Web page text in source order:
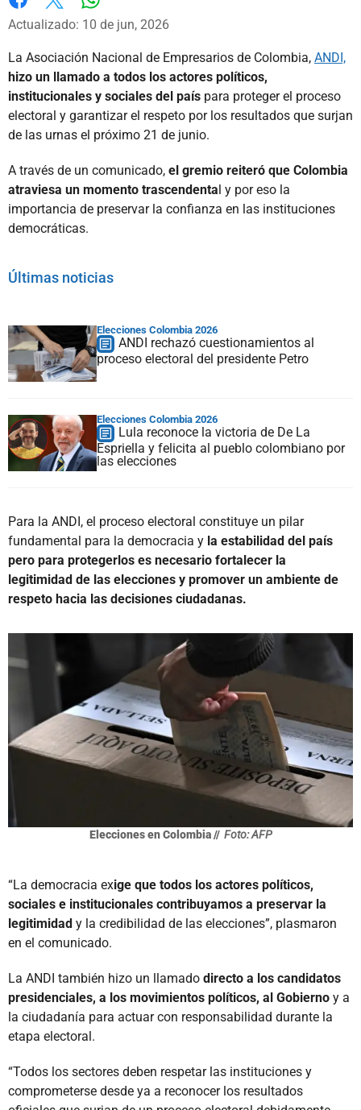
Facebook
X
Actualizado: 10 de jun, 2026
La Asociación Nacional de Empresarios de Colombia, ANDI,
hizo un llamado a todos los actores políticos,
institucionales y sociales del país para proteger el proceso
electoral y garantizar el respeto por los resultados que surjan
de las urnas el próximo 21 de junio.
A través de un comunicado, el gremio reiteró que Colombia
atraviesa un momento trascendental y por eso la
importancia de preservar la confianza en las instituciones
democráticas.
Últimas noticias
Elecciones Colombia 2026
ANDI rechazó cuestionamientos al
proceso electoral del presidente Petro
Elecciones Colombia 2026
Lula reconoce la victoria de De La
Espriella y felicita al pueblo colombiano por
las elecciones
Para la ANDI, el proceso electoral constituye un pilar
fundamental para la democracia y la estabilidad del país
pero para protegerlos es necesario fortalecer la
legitimidad de las elecciones y promover un ambiente de
respeto hacia las decisiones ciudadanas.
Elecciones en Colombia // Foto: AFP
“La democracia exige que todos los actores políticos,
sociales e institucionales contribuyamos a preservar la
legitimidad y la credibilidad de las elecciones”, plasmaron
en el comunicado.
La ANDI también hizo un llamado directo a los candidatos
presidenciales, a los movimientos políticos, al Gobierno y a
la ciudadanía para actuar con responsabilidad durante la
etapa electoral.
“Todos los sectores deben respetar las instituciones y
comprometerse desde ya a reconocer los resultados